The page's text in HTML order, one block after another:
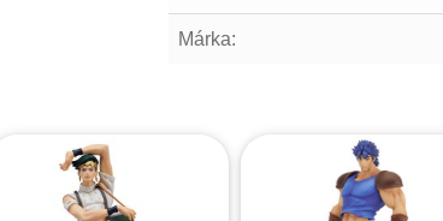
Márka: